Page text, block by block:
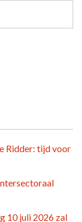
Ridder: tijd voor
10 juli 2026 zal